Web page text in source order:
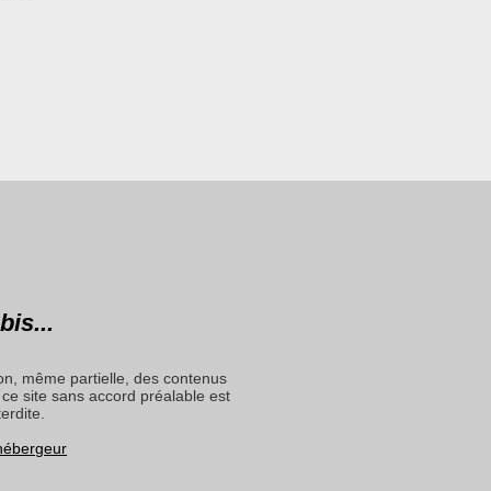
même partielle, des contenus
site sans accord préalable est